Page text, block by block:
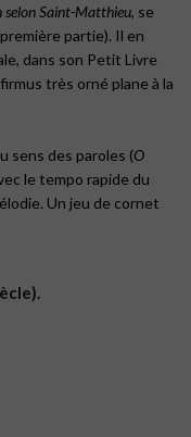
selon Saint-Matthieu, se
partie). Il en
dans son Petit Livre
très orné plane à la
sens des paroles (O
le tempo rapide du
Un jeu de cornet